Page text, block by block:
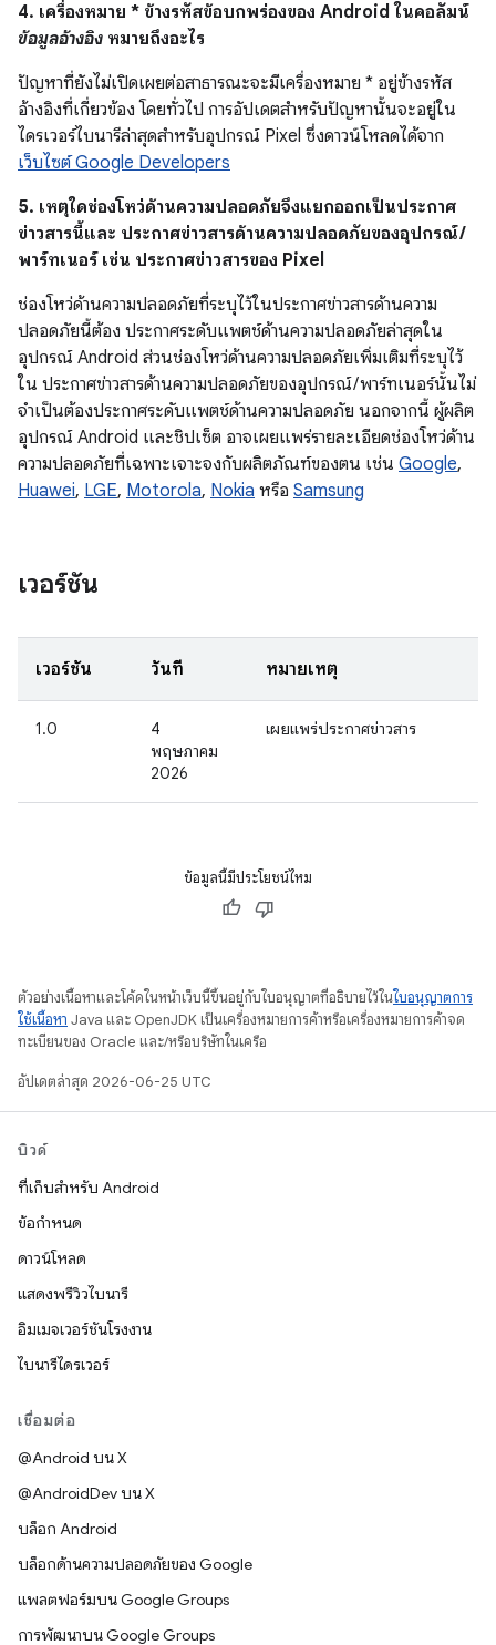
4. เครื่องหมาย * ข้างรหัสข้อบกพร่องของ Android ในคอลัมน์
ข้อมูลอ้างอิง หมายถึงอะไร
ปัญหาที่ยังไม่เปิดเผยต่อสาธารณะจะมีเครื่องหมาย * อยู่ข้างรหัส
อ้างอิงที่เกี่ยวข้อง โดยทั่วไป การอัปเดตสำหรับปัญหานั้นจะอยู่ใน
ไดรเวอร์ไบนารีล่าสุดสำหรับอุปกรณ์ Pixel ซึ่งดาวน์โหลดได้จาก
เว็บไซต์ Google Developers
5. เหตุใดช่องโหว่ด้านความปลอดภัยจึงแยกออกเป็นประกาศ
ข่าวสารนี้และ ประกาศข่าวสารด้านความปลอดภัยของอุปกรณ์ /
พาร์ทเนอร์ เช่น ประกาศข่าวสารของ Pixel
ช่องโหว่ด้านความปลอดภัยที่ระบุไว้ในประกาศข่าวสารด้านความ
ปลอดภัยนี้ต้อง ประกาศระดับแพตช์ด้านความปลอดภัยล่าสุดใน
อุปกรณ์ Android ส่วนช่องโหว่ด้านความปลอดภัยเพิ่มเติมที่ระบุไว้
ใน ประกาศข่าวสารด้านความปลอดภัยของอุปกรณ์ / พาร์ทเนอร์นั้นไม่
จำเป็นต้องประกาศระดับแพตช์ด้านความปลอดภัย นอกจากนี้ ผู้ผลิต
อุปกรณ์ Android และชิปเซ็ต อาจเผยแพร่รายละเอียดช่องโหว่ด้าน
ความปลอดภัยที่เฉพาะเจาะจงกับผลิตภัณฑ์ของตน เช่น Google,
Huawei, LGE, Motorola, Nokia หรือ Samsung
เวอร์ชัน
เวอร์ชัน วันที่ หมายเหตุ
1.0
4
พฤษภาคม
2026
เผยแพร่ประกาศข่าวสาร
ข้อมูลนี้มีประโยชน์ไหม
ตัวอย่างเนื้อหาและโค้ดในหน้าเว็บนี้ขึ้นอยู่กับใบอนุญาตที่อธิบายไว้ในใบอนุญาตการ
ใช้เนื้อหา Java และ OpenJDK เป็นเครื่องหมายการค้าหรือเครื่องหมายการค้าจด
ทะเบียนของ Oracle และ/หรือบริษัทในเครือ
อัปเดตล่าสุด 2026-06-25 UTC
บิวด์
ที่เก็บสำหรับ Android
ข้อกำหนด
ดาวน์โหลด
แสดงพรีวิวไบนารี
อิมเมจเวอร์ชันโรงงาน
ไบนารีไดรเวอร์
เชื่อมต่อ
@Android บน X
@AndroidDev บน X
บล็อก Android
บล็อกด้านความปลอดภัยของ Google
แพลตฟอร์มบน Google Groups
การพัฒนาบน Google Groups